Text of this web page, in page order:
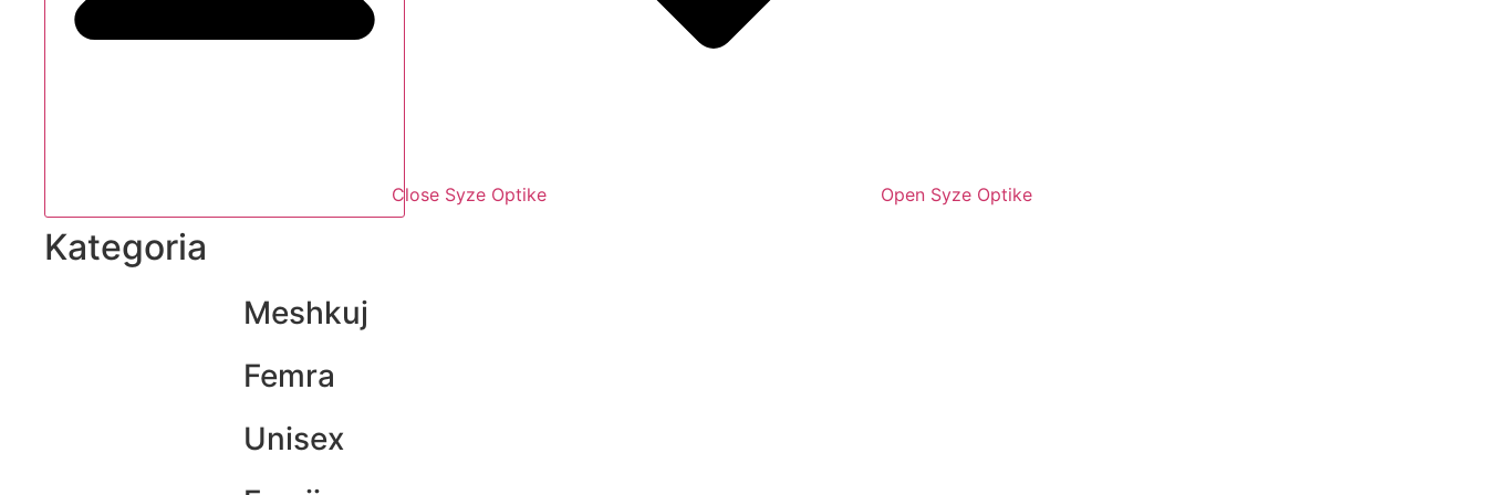
Close Syze Optike Open Syze Optike
Kategoria
Meshkuj
Femra
Unisex